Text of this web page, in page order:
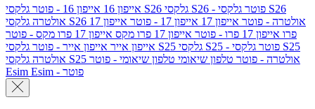
אייפון 16 אייפון 16 - פוטר גלקסי S26 גלקסי S26 - פוטר גלקסי S26
אולטרה
גלקסי S26 אולטרה - פוטר אייפון 17 אייפון 17 - פוטר
אייפון 17
פרו אייפון 17 פרו - פוטר אייפון 17 פרו מקס
אייפון 17 פרו מקס - פוטר
אייפון אייר אייפון אייר - פוטר גלקסי S25 גלקסי S25 - פוטר גלקסי S25
אולטרה
גלקסי S25 אולטרה - פוטר טלפון שיאומי טלפון שיאומי - פוטר
Esim
Esim - פוטר